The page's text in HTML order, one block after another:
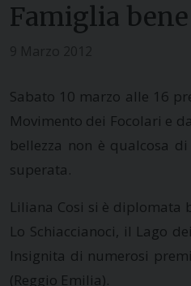
Famiglia
Sabato 10 marzo alle 16
Movimento dei Focolari e
bellezza non è qualcosa
superata.
Liliana Cosi si è diplomata
Lo Schiaccianoci, il Lago
Insignita di numerosi
(Reggio Emilia).